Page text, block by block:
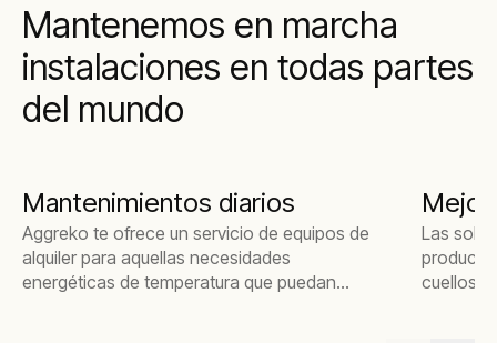
Mantenemos en marcha
instalaciones en todas partes
del mundo
Mantenimientos diarios
Aggreko te ofrece un servicio de equipos de
alquiler para aquellas necesidades
energéticas de temperatura que puedan
Las
cuellos